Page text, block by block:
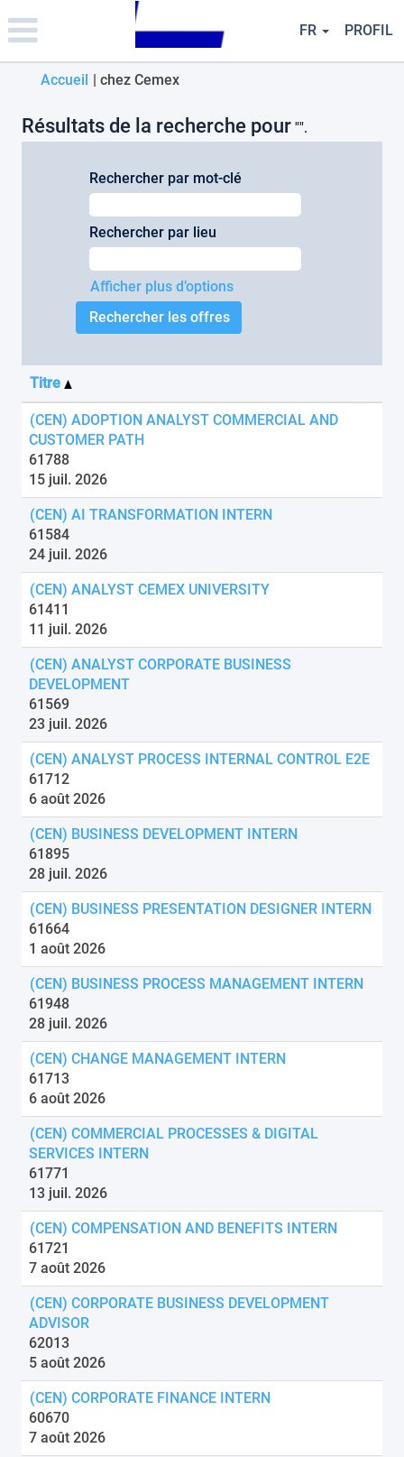
note:
This
website
includes
accessibility
system.
FR PROFIL
Accueil | chez Cemex(page
Résultats de la recherche pour "".
Rechercher par mot-clé
Rechercher par lieu
Afficher plus d’options
Titre
(CEN) ADOPTION ANALYST COMMERCIAL AND
CUSTOMER PATH
61788
15 juil. 2026
(CEN) AI TRANSFORMATION INTERN
61584
24 juil. 2026
(CEN) ANALYST CEMEX UNIVERSITY
61411
11 juil. 2026
(CEN) ANALYST CORPORATE BUSINESS
DEVELOPMENT
61569
23 juil. 2026
(CEN) ANALYST PROCESS INTERNAL CONTROL E2E
61712
6 août 2026
(CEN) BUSINESS DEVELOPMENT INTERN
61895
28 juil. 2026
(CEN) BUSINESS PRESENTATION DESIGNER INTERN
61664
1 août 2026
(CEN) BUSINESS PROCESS MANAGEMENT INTERN
61948
28 juil. 2026
(CEN) CHANGE MANAGEMENT INTERN
61713
6 août 2026
(CEN) COMMERCIAL PROCESSES & DIGITAL
SERVICES INTERN
61771
13 juil. 2026
(CEN) COMPENSATION AND BENEFITS INTERN
61721
7 août 2026
(CEN) CORPORATE BUSINESS DEVELOPMENT
ADVISOR
62013
5 août 2026
(CEN) CORPORATE FINANCE INTERN
60670
7 août 2026